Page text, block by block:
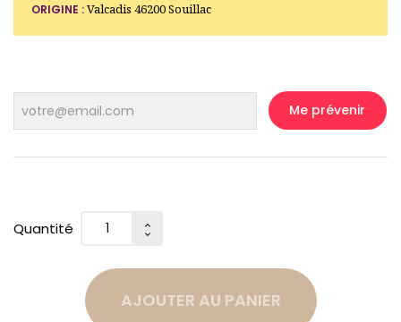
ORIGINE :Valcadis 46200 Souillac
Me prévenir
Quantité
AJOUTER AU PANIER